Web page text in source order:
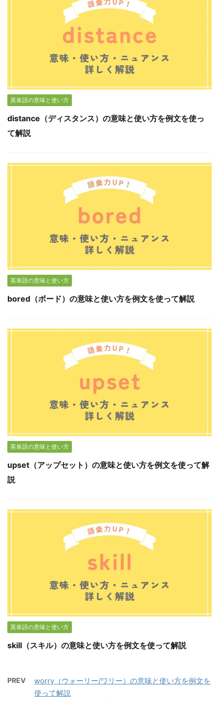
英単語の意味と使い方
distance（ディスタンス）の意味と使い方を例文を使っ
て解説
英単語の意味と使い方
bored（ボード）の意味と使い方を例文を使って解説
英単語の意味と使い方
upset（アップセット）の意味と使い方を例文を使って解
説
英単語の意味と使い方
skill（スキル）の意味と使い方を例文を使って解説
PREV
worry（ウォーリー/ワリー）の意味と使い方を例文を
使って解説